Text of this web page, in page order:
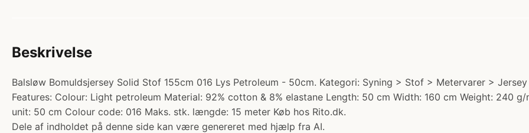
Beskrivelse
Balsløw Bomuldsjersey Solid Stof 155cm 016 Lys Petroleum - 50cm. Kategori: Syning > Stof > Metervarer >
Features: Colour: Light petroleum Material: 92% cotton & 8% elastane Length: 50 cm Width: 160 cm Weight: 240
unit: 50 cm Colour code: 016 Maks. stk. længde: 15 meter Køb hos Rito.dk.
Dele af indholdet på denne side kan være genereret med hjælp fra AI.